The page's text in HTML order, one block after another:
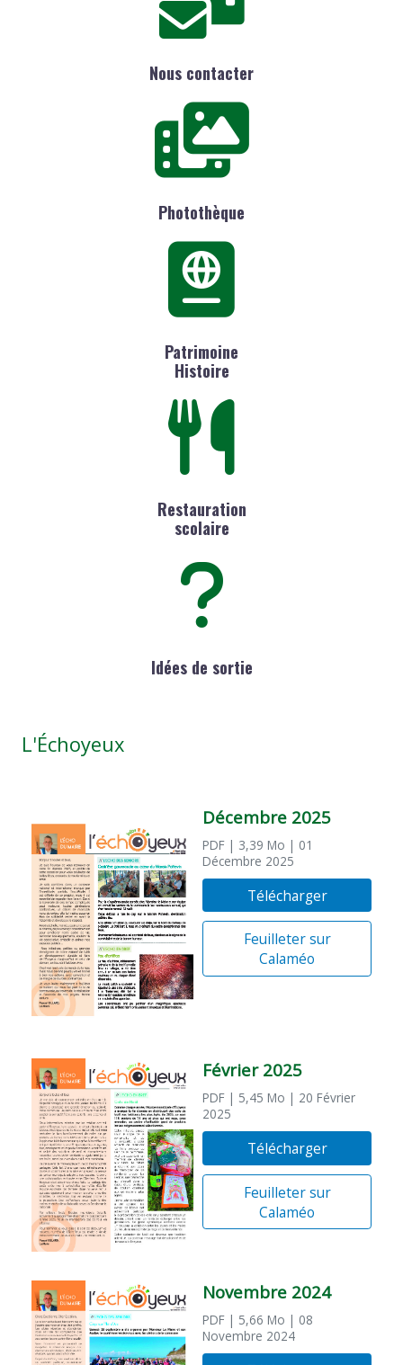
Nous contacter
Photothèque
Patrimoine
Histoire
Restauration
scolaire
Idées de sortie
L'Échoyeux
Décembre 2025
PDF | 3,39 Mo | 01
Décembre 2025
Télécharger
Feuilleter sur
Calaméo
Février 2025
PDF | 5,45 Mo | 20 Février
2025
Télécharger
Feuilleter sur
Calaméo
Novembre 2024
PDF | 5,66 Mo | 08
Novembre 2024